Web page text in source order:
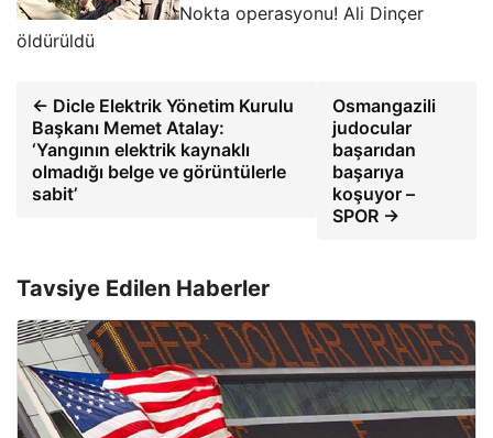
Nokta operasyonu! Ali Dinçer
öldürüldü
← Dicle Elektrik Yönetim Kurulu
Başkanı Memet Atalay:
‘Yangının elektrik kaynaklı
olmadığı belge ve görüntülerle
sabit’
Osmangazili
judocular
başarıdan
başarıya
koşuyor –
SPOR →
Tavsiye Edilen Haberler